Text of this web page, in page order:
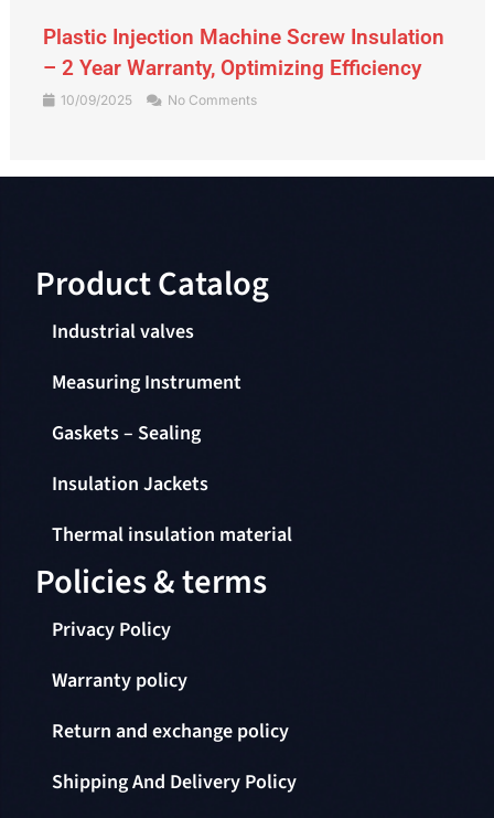
Gate Valve – An Indispensable Device in
the Piping System
09/09/2025 No Comments
Product Catalog​
Industrial valves
Measuring Instrument
Gaskets – Sealing
Insulation Jackets
Thermal insulation material
Policies & terms
Privacy Policy
Warranty policy
Return and exchange policy
Shipping And Delivery Policy